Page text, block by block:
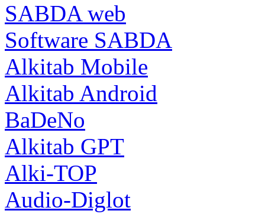
SABDA web
Software SABDA
Alkitab Mobile
Alkitab Android
BaDeNo
Alkitab GPT
Alki-TOP
Audio-Diglot